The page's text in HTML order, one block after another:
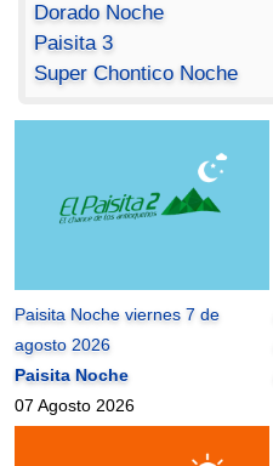
Dorado Noche
Paisita 3
Super Chontico Noche
Paisita Noche viernes 7 de
agosto 2026
Paisita Noche
07 Agosto 2026